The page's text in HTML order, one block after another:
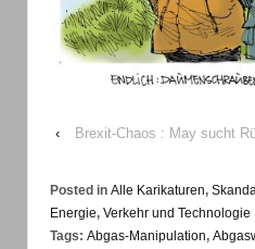
‹
Brexit-Chaos : May sucht
Posted in Alle Karikaturen,
Energie, Verkehr und Technologie
Tags: Abgas-Manipulation,